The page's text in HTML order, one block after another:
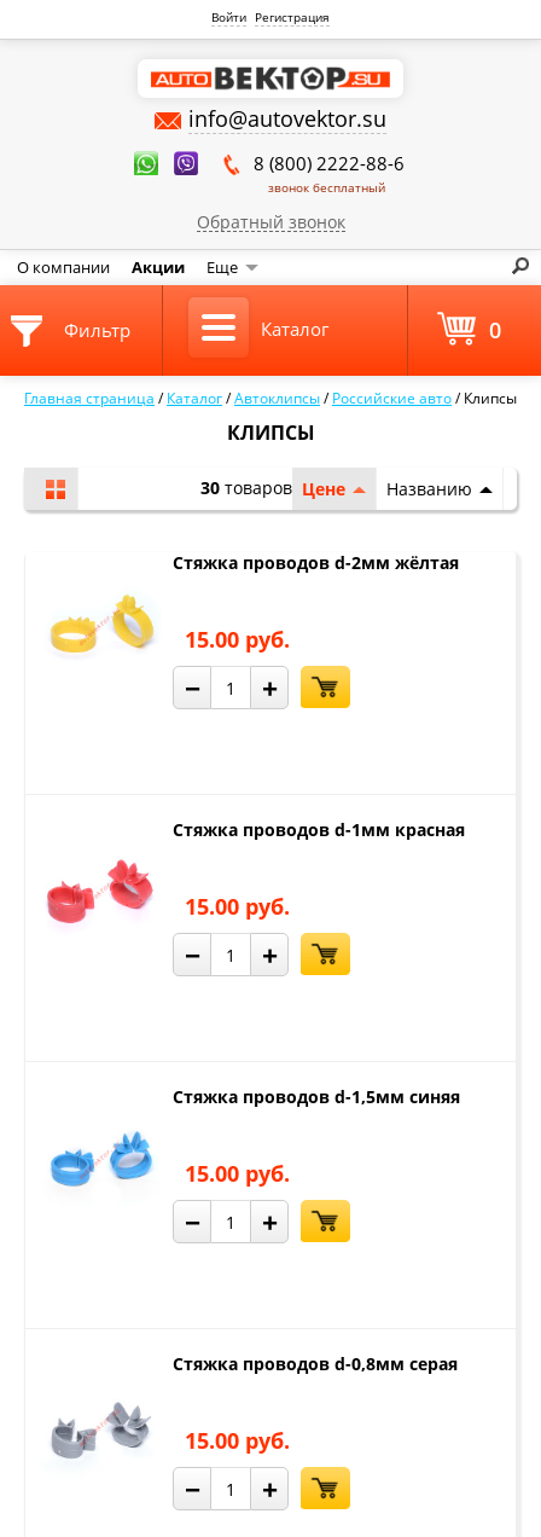
Войти Регистрация
info@autovektor.su
8 (800) 2222-88-6
звонок бесплатный
Обратный звонок
О компании Акции Еще
Главная страница /Каталог/Автоклипсы/Российские авто/Клипсы
КЛИПСЫ
Цене Названию
30 товаров
Стяжка проводов d-2мм жёлтая
15.00 руб.
− +
Стяжка проводов d-1мм красная
15.00 руб.
− +
Стяжка проводов d-1,5мм синяя
15.00 руб.
− +
Стяжка проводов d-0,8мм серая
15.00 руб.
− +
Фильтр Каталог 0